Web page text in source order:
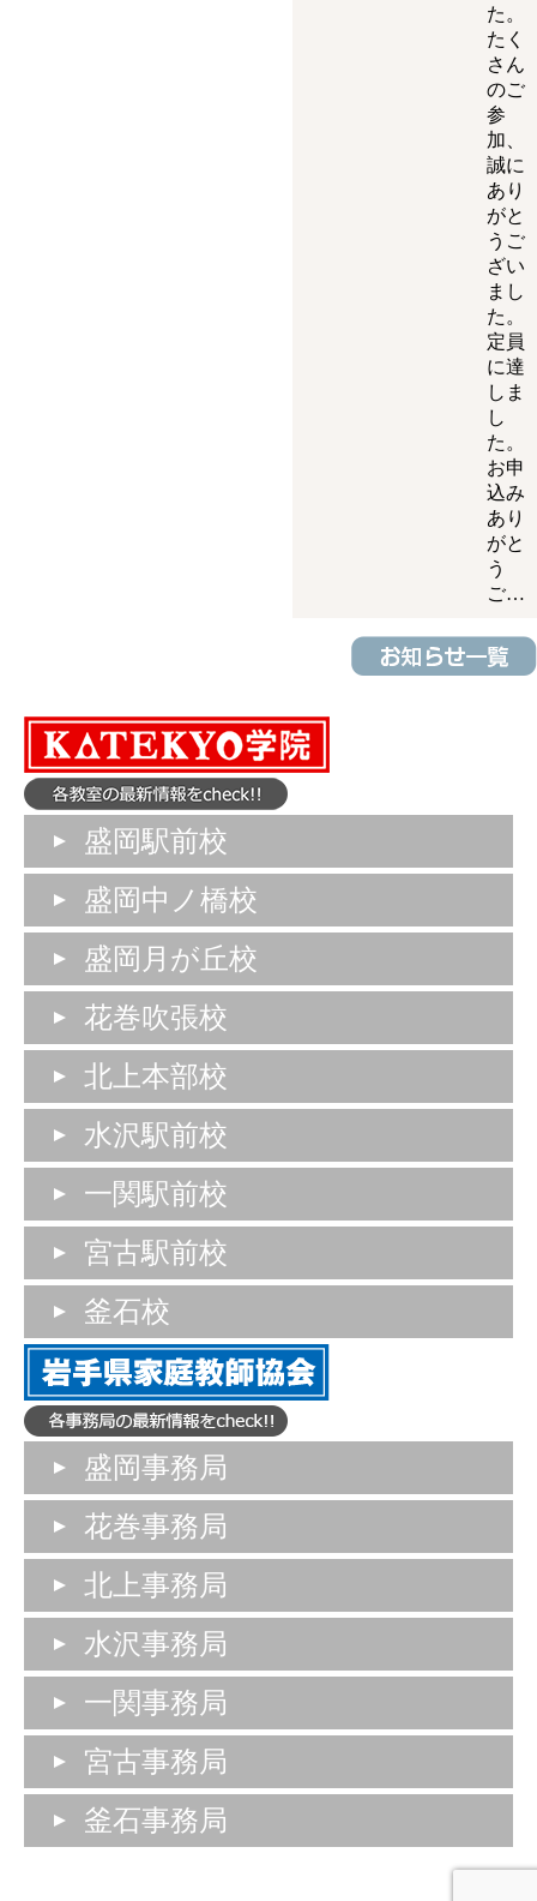
た。
たく
さん
のご
参
加、
誠に
あり
がと
うご
ざい
まし
た。
定員
に達
しま
し
た。
お申
込み
あり
がと
う
ご…
盛岡駅前校
盛岡中ノ橋校
盛岡月が丘校
花巻吹張校
北上本部校
水沢駅前校
一関駅前校
宮古駅前校
釜石校
盛岡事務局
花巻事務局
北上事務局
水沢事務局
一関事務局
宮古事務局
釜石事務局